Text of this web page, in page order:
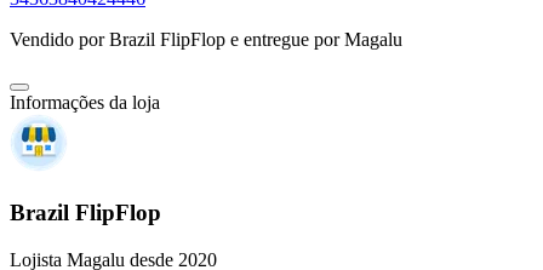
Vendido porBrazil FlipFlop e entregue por Magalu
Informações da loja
Brazil FlipFlop
Lojista Magalu desde 2020